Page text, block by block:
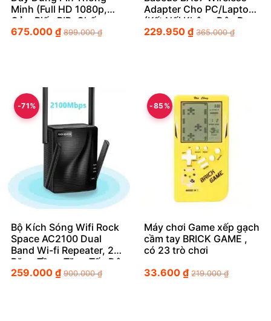
Minh (Full HD 1080p,
Cảm Biến PIR, Chống
Nước IP65)
675.000 ₫ 899.000₫
Adapter Cho PC/Laptop
(Kết Nối Không Dây Đa
Năng)
229.950₫ 365.000₫
-71%
Bộ Kích Sóng Wifi Rock
Space AC2100 Dual
Band Wi-fi Repeater, 2
Băng Tần – Tăng Tốc Độ
Kết Nối Mượt Mà Cho
259.000 ₫ 900.000₫
-85%
Máy chơi Game xếp gạch
cầm tay BRICK GAME ,
có 23 trò chơi
33.600₫ 219.000₫